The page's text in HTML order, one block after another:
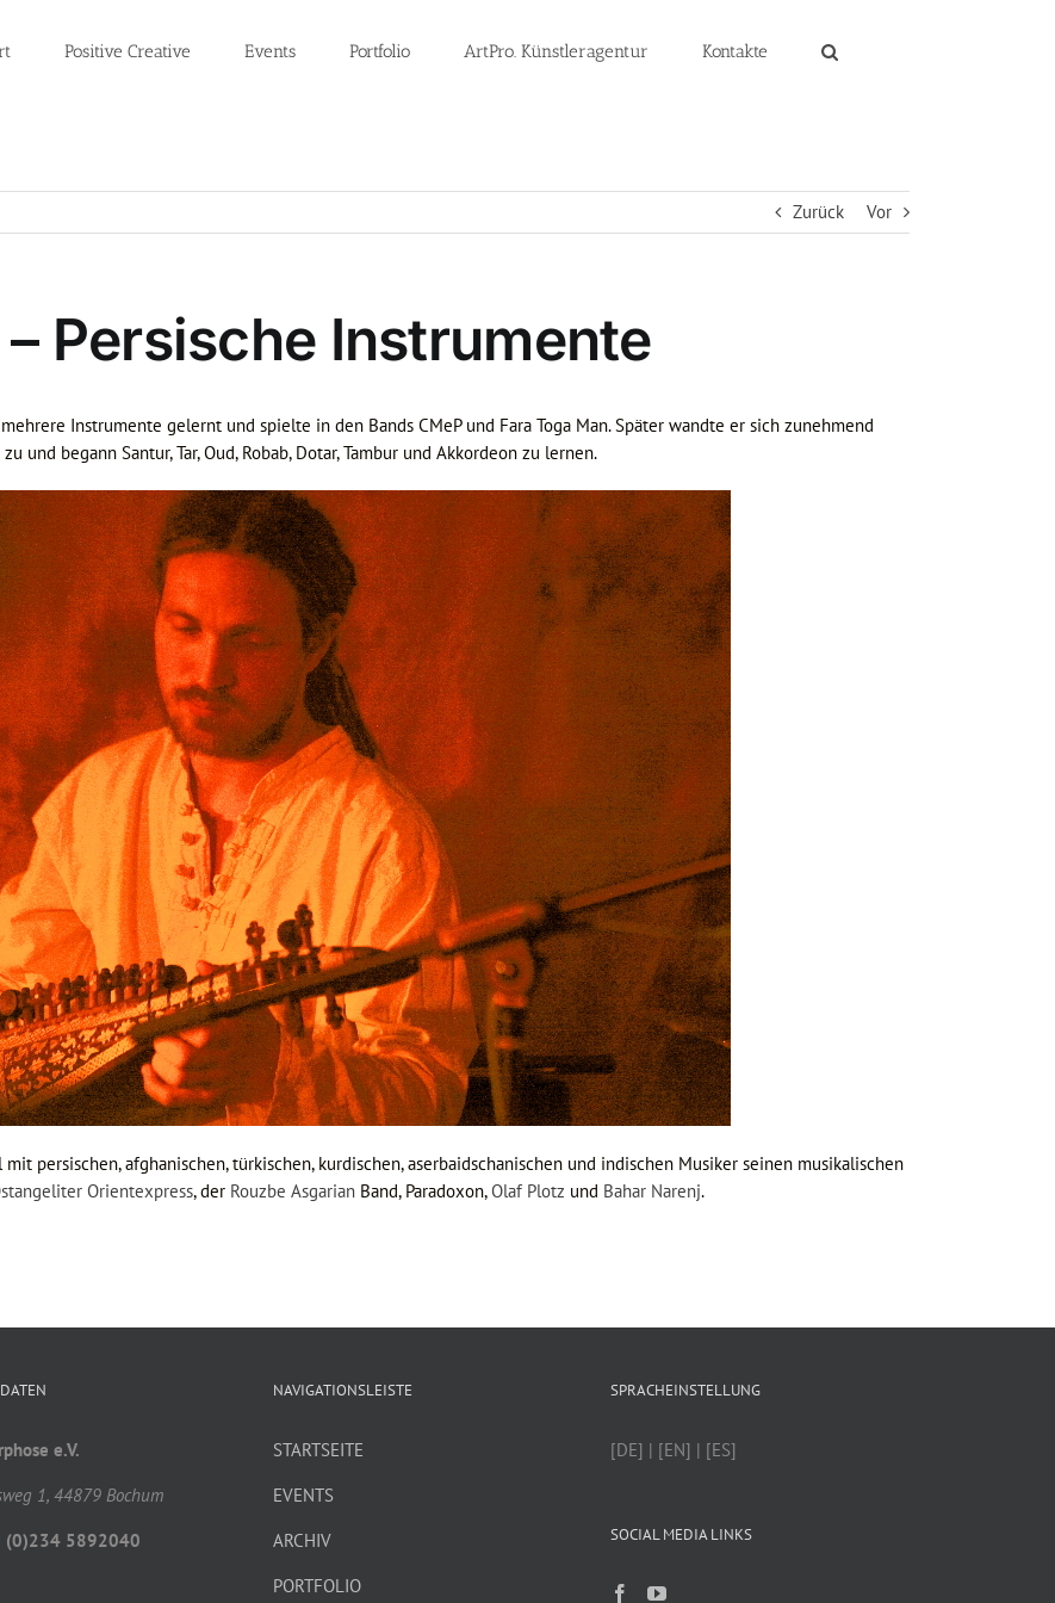
Positive Creative Events Portfolio ArtPro. Künstleragentur Kontakte
Zurück Vor
Persische Instrumente
Instrumente gelernt und spielte in den Bands CMeP und Fara Toga Man. Später wandte er sich zunehmend
begann Santur, Tar, Oud, Robab, Dotar, Tambur und Akkordeon zu lernen.
persischen, afghanischen, türkischen, kurdischen, aserbaidschanischen und indischen Musiker seinen musikalischen
Orientexpress, der Rouzbe Asgarian Band, Paradoxon,Olaf Plotz und Bahar Narenj.
e.V.
1, 44879 Bochum
(0)234 5892040
NAVIGATIONSLEISTE
STARTSEITE
EVENTS
ARCHIV
PORTFOLIO
SPRACHEINSTELLUNG
[DE] | [EN] | [ES]
SOCIAL MEDIA LINKS